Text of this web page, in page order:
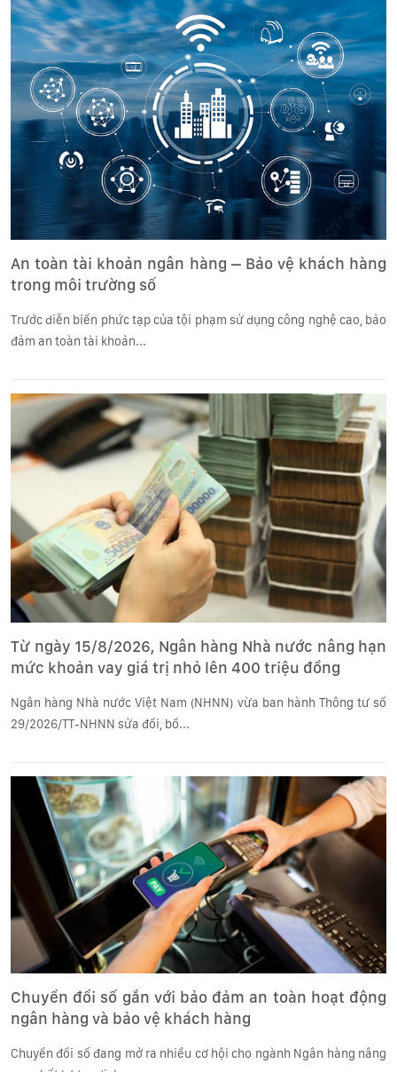
An toàn tài khoản ngân hàng – Bảo vệ khách hàng
trong môi trường số
Trước diễn biến phức tạp của tội phạm sử dụng công nghệ cao, bảo
đảm an toàn tài khoản...
Từ ngày 15/8/2026, Ngân hàng Nhà nước nâng hạn
mức khoản vay giá trị nhỏ lên 400 triệu đồng
Ngân hàng Nhà nước Việt Nam (NHNN) vừa ban hành Thông tư số
29/2026/TT-NHNN sửa đổi, bổ...
Chuyển đổi số gắn với bảo đảm an toàn hoạt động
ngân hàng và bảo vệ khách hàng
Chuyển đổi số đang mở ra nhiều cơ hội cho ngành Ngân hàng nâng